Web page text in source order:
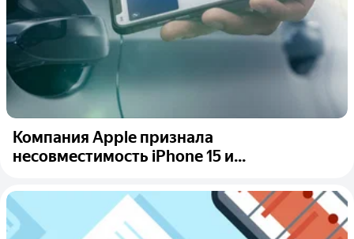
Компания Apple признала
несовместимость iPhone 15 и...